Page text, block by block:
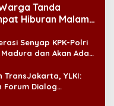
Tanda
Hiburan Malam
Senyap KPK-Polri
dan Akan Ada
TransJakarta, YLKI:
Forum Dialog